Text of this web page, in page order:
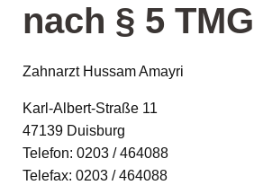
nach § 5
Zahnarzt Hussam Amayri
Karl-Albert-Straße 11
47139 Duisburg
Telefon: 0203 / 464088
Telefax: 0203 / 464088